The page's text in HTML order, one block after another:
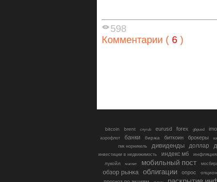
598
Комментарии ( 6 )
bitcoin brent cnyrub eurusd forex gbpusd
аэрофлот банки биржа биткоин брокеры
гмк норникель
дивиденды доллар
инвестиции в недвижимость индекс мб
инфляция
лукойл
магнит мобильный пост
обзор рынка облигации опрос